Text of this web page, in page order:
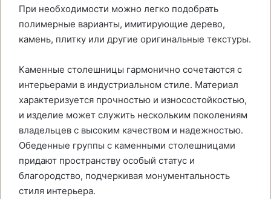
При необходимости можно легко подобрать
полимерные варианты, имитирующие дерево,
камень, плитку или другие оригинальные текстуры.
Каменные столешницы гармонично сочетаются с
интерьерами в индустриальном стиле. Материал
характеризуется прочностью и износостойкостью,
и изделие может служить нескольким поколениям
владельцев с высоким качеством и надежностью.
Обеденные группы с каменными столешницами
придают пространству особый статус и
благородство, подчеркивая монументальность
стиля интерьера.